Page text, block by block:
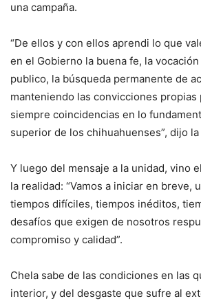
una campaña.
“De ellos y con ellos aprendi lo que
en el Gobierno la buena fe, la
publico, la búsqueda permanente de
manteniendo las convicciones
siempre coincidencias en lo
superior de los chihuahuenses”, dijo la
Y luego del mensaje a la unidad, vino
la realidad: “Vamos a iniciar en breve,
tiempos difíciles, tiempos inéditos,
desafíos que exigen de nosotros
compromiso y calidad”.
Chela sabe de las condiciones en las
interior, y del desgaste que sufre al